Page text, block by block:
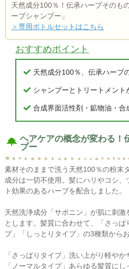
天然成分100％！伝承ハーブそのも
ーブシャンプー」
＞専用ボトルセットはこちら
おすすめポイント
天然成分100％、伝承ハーブ
シャンプーとトリートメント
合成界面活性剤・鉱物油・合
ヘアケアの概念が変わる！
プー
素材そのままで洗う天然100％の粉末
成分は一切不使用。髪にハリやコシ
ト効果のあるハーブを配合しました。
天然洗浄成分「サポニン」が肌に刺
とします。髪質に合わせて、「さっ
プ」「しっとりタイプ」の3種類から
「さっぱりタイプ」洗い上がり軽やか
「ノーマルタイプ」あらゆる髪質にし